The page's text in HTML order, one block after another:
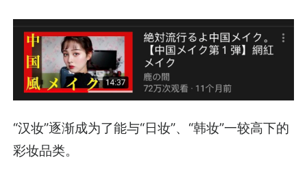
“汉妆”逐渐成为了能与“日妆”、“韩妆”一较高下的
彩妆品类。